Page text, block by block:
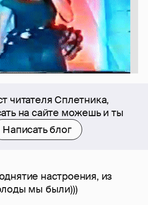
читателя Сплетника,
на сайте можешь и ты
Написать блог
настроения, из
мы были)))